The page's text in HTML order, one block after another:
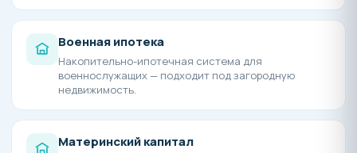
и установкой узла учета, щита, распределительных и
монтажных коробок. 15 кВт.
Интернет - Ввод в распределительную коробку на
уличном столбе
Отопление - Подвод газовой трубы к
дому. Автономный газовый двухконтурный, с
Военная ипотека
Накопительно-ипотечная система для
военнослужащих — подходит под загородную
недвижимость.
Материнский капитал